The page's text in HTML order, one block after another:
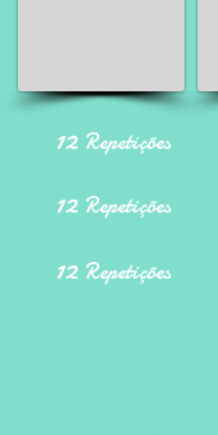
12 Repetições
12 Repetições
12 Repetições